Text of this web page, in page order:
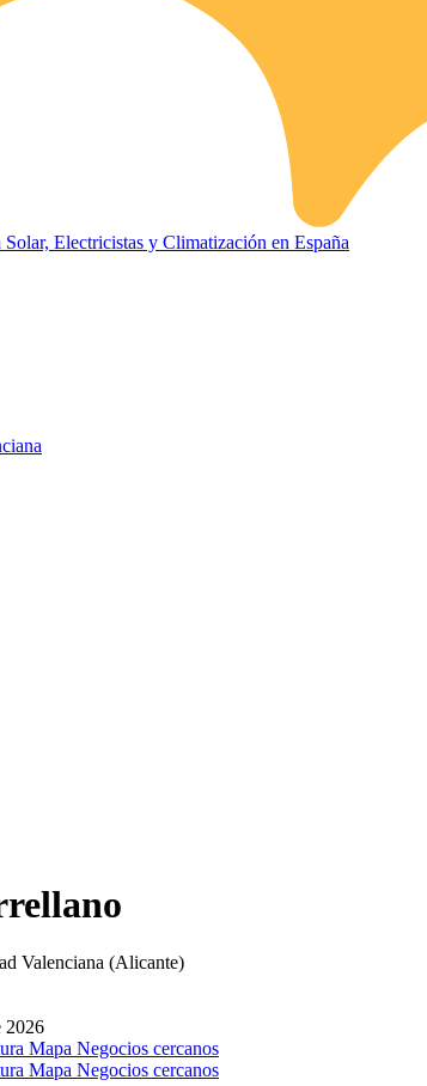
Electricistas y Climatización en España
Valenciana (Alicante)
2026
Mapa Negocios cercanos
Mapa Negocios cercanos